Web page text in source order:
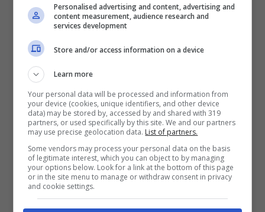
L’ingresso nei Matia Bazar avvenne nel
1990, con Laura Valente che ebbe il compito
non facile di prendere il posto di Antonella
Ruggero e della sua potente e carismatica
voce. La permanenza all’interno dello storico
gruppo genovese sarebbe durata fino alla
fine del 1998.
La scomparsa di Aldo Stellita
Personalised advertising and content, advertising and
content measurement, audience research and
services development
Store and/or access information on a device
Learn more
Your personal data will be processed and information from
your device (cookies, unique identifiers, and other device
data) may be stored by, accessed by and shared with 319
partners, or used specifically by this site. We and our partners
may use precise geolocation data. List of partners.
Some vendors may process your personal data on the basis
of legitimate interest, which you can object to by managing
your options below. Look for a link at the bottom of this page
or in the site menu to manage or withdraw consent in privacy
and cookie settings.